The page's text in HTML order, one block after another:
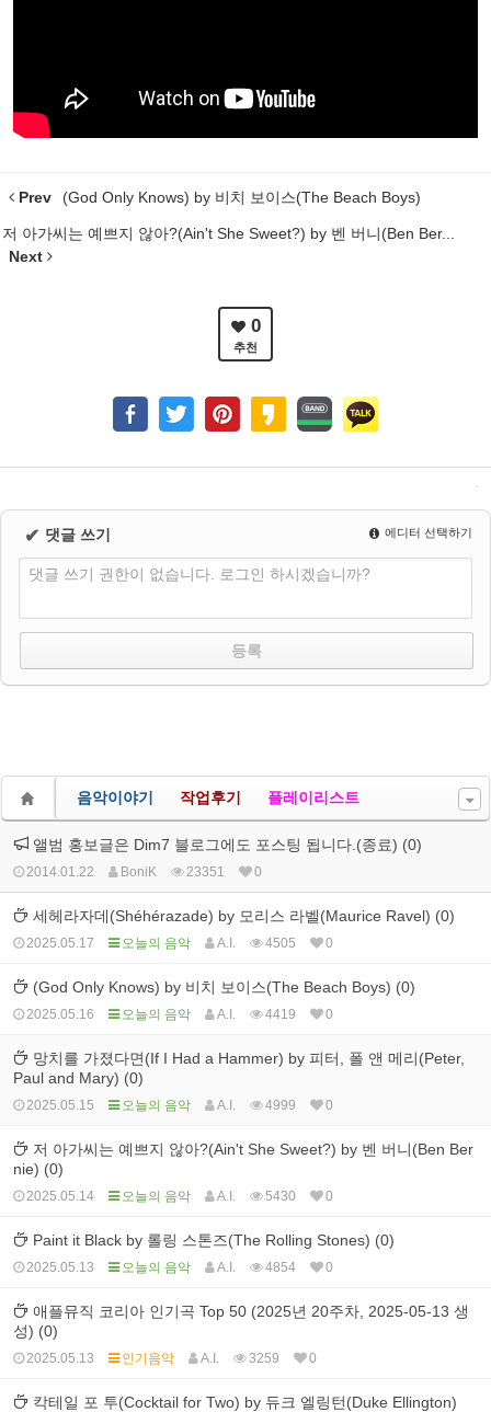
Prev (God Only Knows) by 비치 보이스(The Beach Boys)
저 아가씨는 예쁘지 않아?(Ain't She Sweet?) by 벤 버니(Ben Ber...
Next
0
추천
✔ 댓글 쓰기 에디터 선택하기
댓글 쓰기 권한이 없습니다. 로그인 하시겠습니까?
음악이야기 작업후기 플레이리스트
앨범 홍보글은 Dim7 블로그에도 포스팅 됩니다.(종료) (0)
2014.01.22 BoniK 23351 0
세헤라자데(Shéhérazade) by 모리스 라벨(Maurice Ravel) (0)
2025.05.17 오늘의 음악 A.I. 4505 0
(God Only Knows) by 비치 보이스(The Beach Boys) (0)
2025.05.16 오늘의 음악 A.I. 4419 0
망치를 가졌다면(If I Had a Hammer) by 피터, 폴 앤 메리(Peter,
Paul and Mary) (0)
2025.05.15 오늘의 음악 A.I. 4999 0
저 아가씨는 예쁘지 않아?(Ain't She Sweet?) by 벤 버니(Ben Ber
nie) (0)
2025.05.14 오늘의 음악 A.I. 5430 0
Paint it Black by 롤링 스톤즈(The Rolling Stones) (0)
2025.05.13 오늘의 음악 A.I. 4854 0
애플뮤직 코리아 인기곡 Top 50 (2025년 20주차, 2025-05-13 생
성) (0)
2025.05.13 인기음악 A.I. 3259 0
칵테일 포 투(Cocktail for Two) by 듀크 엘링턴(Duke Ellington)